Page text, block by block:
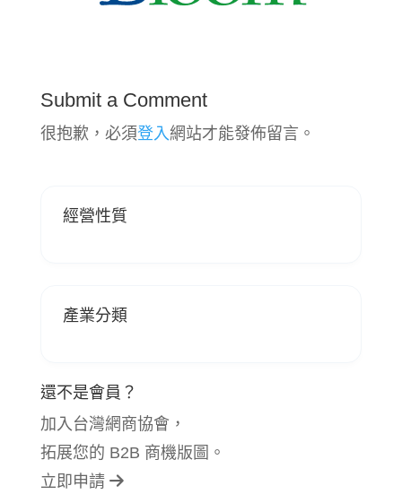
Submit a Comment
很抱歉，必須登入網站才能發佈留言。
經營性質
產業分類
還不是會員？
加入台灣網商協會，
拓展您的 B2B 商機版圖。
立即申請